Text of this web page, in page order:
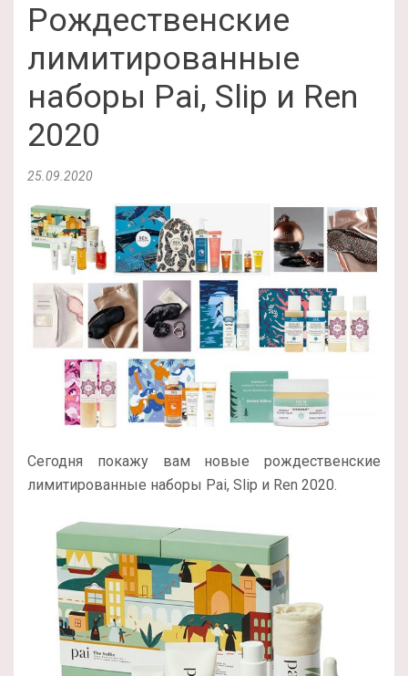
Рождественские
лимитированные
наборы Pai, Slip и Ren
2020
25.09.2020
Сегодня покажу вам новые рождественские
лимитированные наборы Pai, Slip и Ren 2020.